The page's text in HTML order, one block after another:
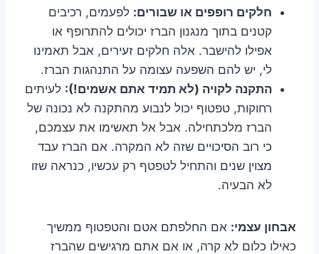
חלקים רופפים או שבורים: לפעמים, רכיבים
קטנים בתוך מנגנון הברז יכולים להתרופף או
אפילו להישבר. אלה חלקים זעירים, אבל תאמינו
לי, יש להם השפעה עצומה על התנהגות הברז.
התקנה לקויה (לא תמיד אתם אשמים!): לעיתים
רחוקות, טפטוף יכול לנבוע מהתקנה לא נכונה של
הברז מלכתחילה. אבל אל תאשימו את עצמכם,
כי רוב הסיכויים שזה לא המקרה. אם הברז עבד
מצוין שנים והתחיל לטפטף רק עכשיו, כנראה שזו
לא הבעיה.
אבחון עצמי: אם החלפתם אטם והטפטוף ממשיך
כאילו כלום לא קרה, או אם אתם מרגישים שהברז